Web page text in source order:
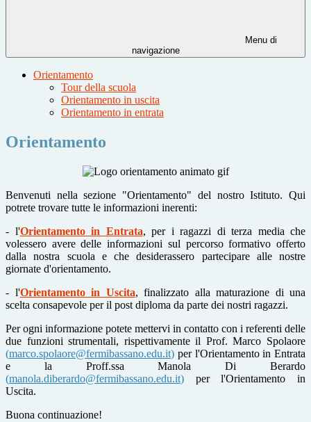
Menu di
navigazione
Orientamento
Tour della scuola
Orientamento in uscita
Orientamento in entrata
Orientamento
Benvenuti nella sezione "Orientamento" del nostro Istituto. Qui
potrete trovare tutte le informazioni inerenti:
- l'Orientamento in Entrata, per i ragazzi di terza media che
volessero avere delle informazioni sul percorso formativo offerto
dalla nostra scuola e che desiderassero partecipare alle nostre
giornate d'orientamento.
- l'Orientamento in Uscita, finalizzato alla maturazione di una
scelta consapevole per il post diploma da parte dei nostri ragazzi.
Per ogni informazione potete mettervi in contatto con i referenti delle
due funzioni strumentali, rispettivamente il Prof. Marco Spolaore
(marco.spolaore@fermibassano.edu.it) per l'Orientamento in Entrata
e la Proff.ssa Manola Di Berardo
(manola.diberardo@fermibassano.edu.it) per l'Orientamento in
Uscita.
Buona continuazione!